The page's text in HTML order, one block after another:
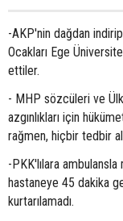
-AKP'nin dağdan
Ocakları Ege
ettiler.
- MHP sözcüleri ve
azgınlıkları için
rağmen, hiçbir tedbir
-PKK'lılara
hastaneye 45 dakika
kurtarılamadı.